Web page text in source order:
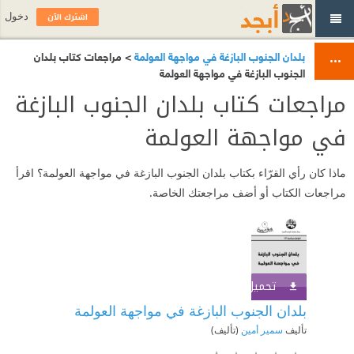
بلدان الجنوب البازغة في مواجهة العولمة> مراجعات كتاب بلدان
الجنوب البازغة في مواجهة العولمة
مراجعات كتاب بلدان الجنوب البازغة
في مواجهة العولمة
ماذا كان رأي القرّاء بكتاب بلدان الجنوب البازغة في مواجهة العولمة؟ اقرأ
مراجعات الكتاب أو أضف مراجعتك الخاصة.
تحميل الكتاب
بلدان الجنوب البازغة في مواجهة العولمة
تأليف سمير أمين (تأليف)
اشترك الآن دخول